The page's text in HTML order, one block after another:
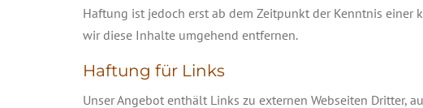
Haftung ist jedoch erst ab dem Zeitpunkt der Kenntnis einer
wir diese Inhalte umgehend entfernen.
Haftung für Links
Unser Angebot enthält Links zu externen Webseiten Dritter,